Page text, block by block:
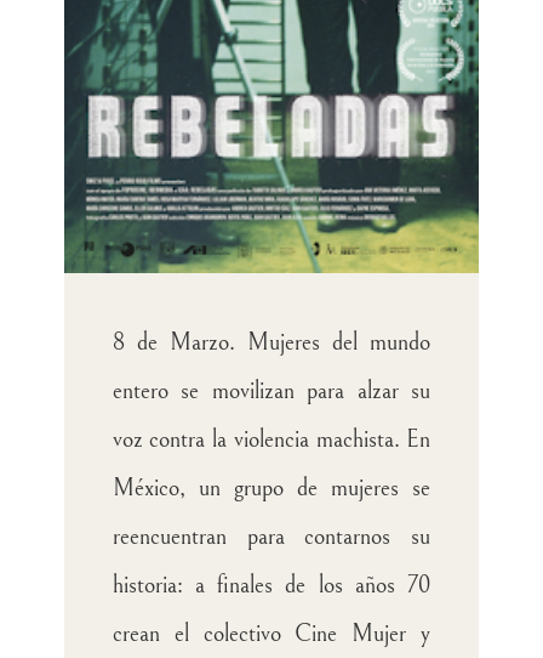
8 de Marzo. Mujeres del mundo
entero se movilizan para alzar su
voz contra la violencia machista. En
México, un grupo de mujeres se
reencuentran para contarnos su
historia: a finales de los años 70
crean el colectivo Cine Mujer y